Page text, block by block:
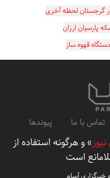
گرجستان لحظه آخری
پارسیان ارزان
دستگاه قهوه ساز
تماس با ما پیوندها
» و هرگونه استفاده از
است